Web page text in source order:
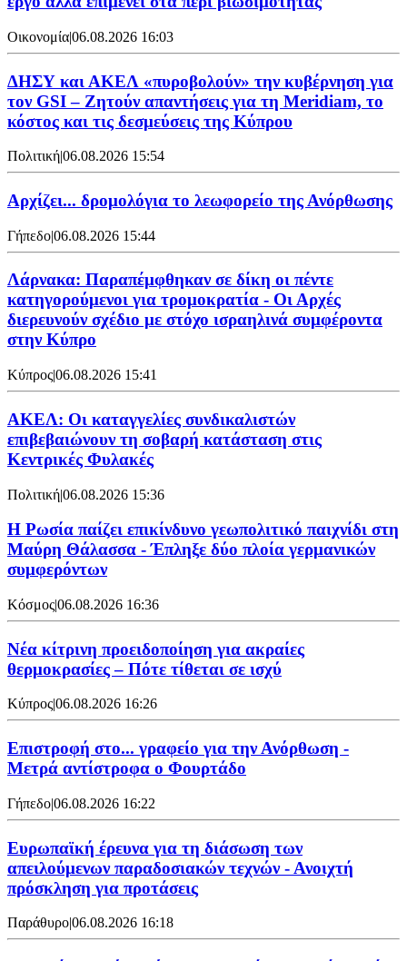
Οικονομία|06.08.2026 16:03
ΔΗΣΥ και ΑΚΕΛ «πυροβολούν» την κυβέρνηση για
τον GSI – Ζητούν απαντήσεις για τη Meridiam, το
κόστος και τις δεσμεύσεις της Κύπρου
Πολιτική|06.08.2026 15:54
Αρχίζει... δρομολόγια το λεωφορείο της Ανόρθωσης
Γήπεδο|06.08.2026 15:44
Λάρνακα: Παραπέμφθηκαν σε δίκη οι πέντε
κατηγορούμενοι για τρομοκρατία - Οι Αρχές
διερευνούν σχέδιο με στόχο ισραηλινά συμφέροντα
στην Κύπρο
Κύπρος|06.08.2026 15:41
ΑΚΕΛ: Οι καταγγελίες συνδικαλιστών
επιβεβαιώνουν τη σοβαρή κατάσταση στις
Κεντρικές Φυλακές
Πολιτική|06.08.2026 15:36
Η Ρωσία παίζει επικίνδυνο γεωπολιτικό παιχνίδι στη
Μαύρη Θάλασσα - Έπληξε δύο πλοία γερμανικών
συμφερόντων
Κόσμος|06.08.2026 16:36
Νέα κίτρινη προειδοποίηση για ακραίες
θερμοκρασίες – Πότε τίθεται σε ισχύ
Κύπρος|06.08.2026 16:26
Επιστροφή στο... γραφείο για την Ανόρθωση -
Μετρά αντίστροφα ο Φουρτάδο
Γήπεδο|06.08.2026 16:22
Ευρωπαϊκή έρευνα για τη διάσωση των
απειλούμενων παραδοσιακών τεχνών - Ανοιχτή
πρόσκληση για προτάσεις
Παράθυρο|06.08.2026 16:18